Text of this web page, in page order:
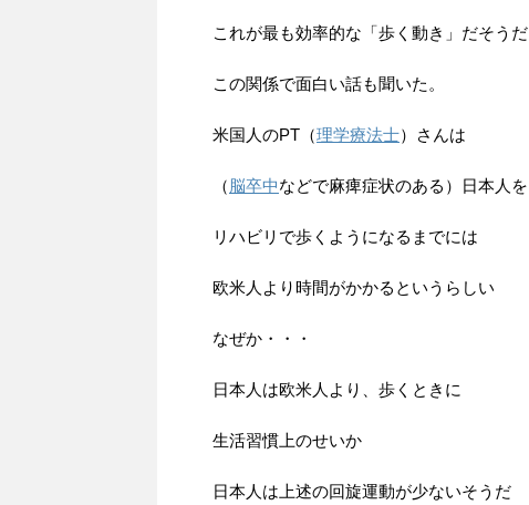
これが最も効率的な「歩く動き」だそうだ
この関係で面白い話も聞いた。
米国人のPT（理学療法士）さんは
（脳卒中などで麻痺症状のある）日本人を
リハビリで歩くようになるまでには
欧米人より時間がかかるというらしい
なぜか・・・
日本人は欧米人より、歩くときに
生活習慣上のせいか
日本人は上述の回旋運動が少ないそうだ